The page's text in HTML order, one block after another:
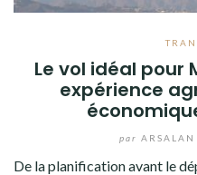
Le vol idéal pour
expérience
par ARSALAN
De la planification avant le